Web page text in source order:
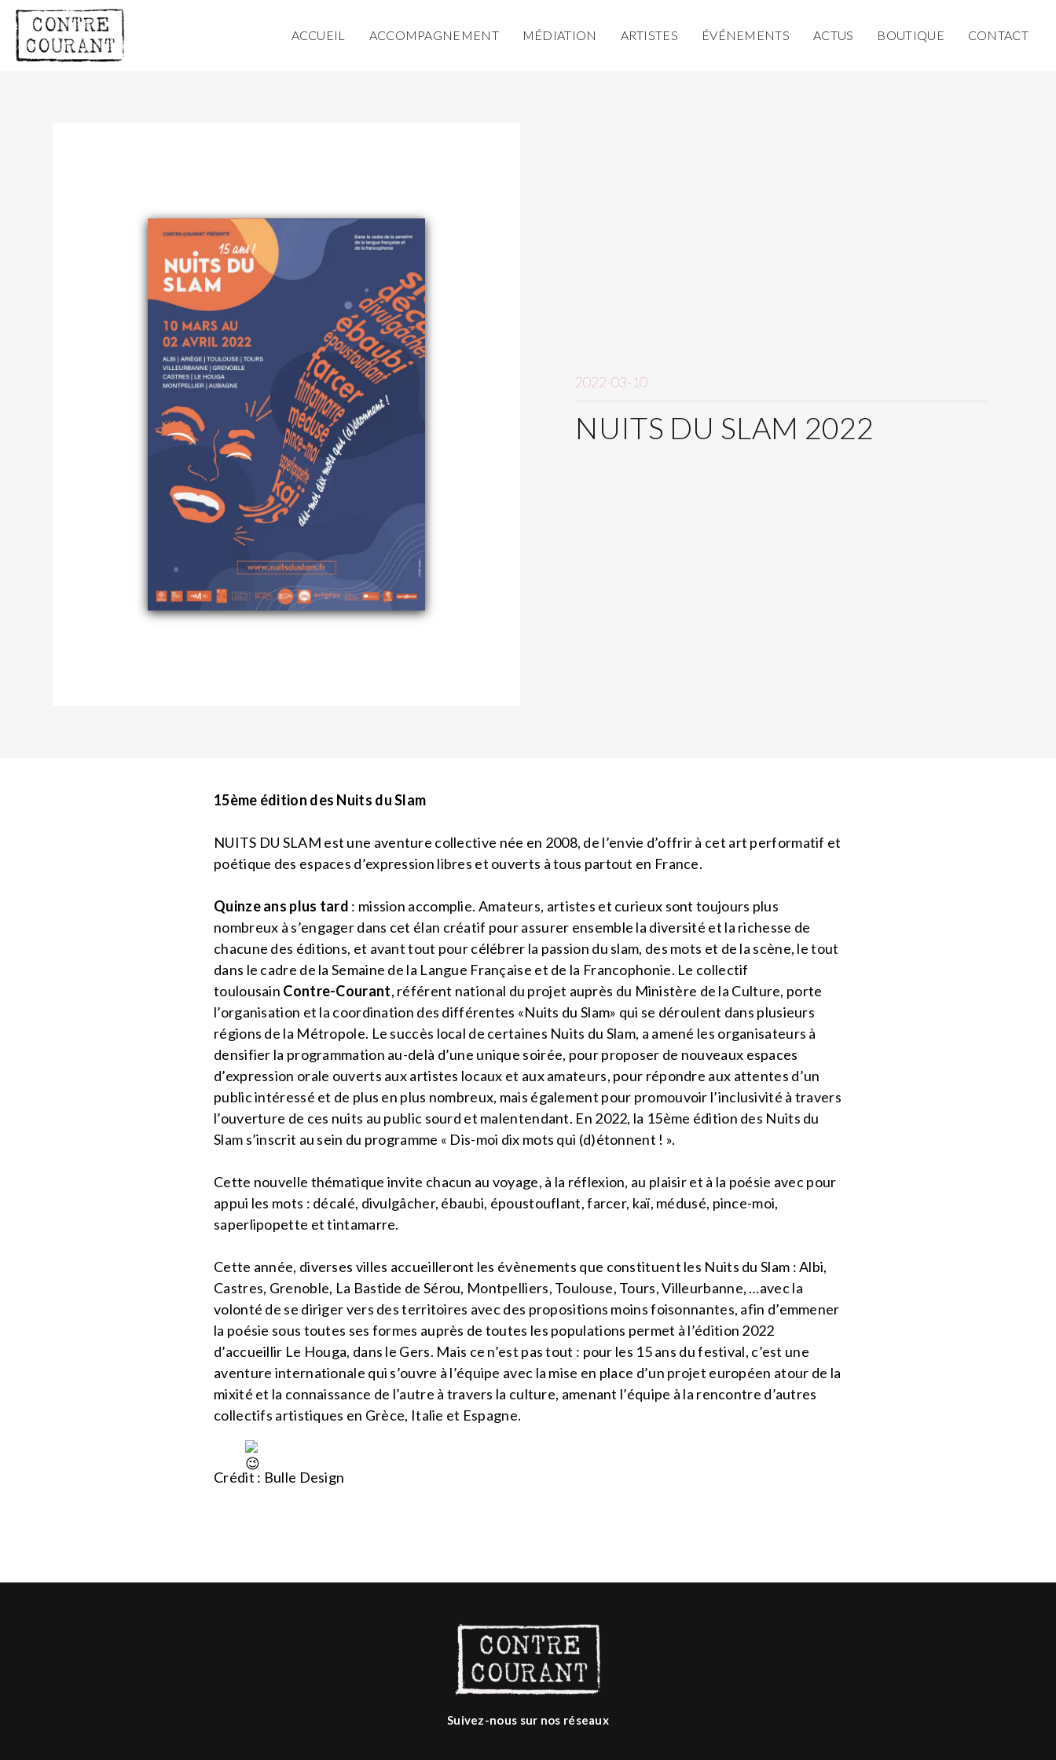
ACCUEIL ACCOMPAGNEMENT MÉDIATION ARTISTES ÉVÉNEMENTS ACTUS BOUTIQUE CONTACT
2022-03-10
NUITS DU SLAM 2022
15ème édition des Nuits du Slam
NUITS DU SLAM est une aventure collective née en 2008, de l’envie d’offrir à cet art performatif et
poétique des espaces d’expression libres et ouverts à tous partout en France.
Quinze ans plus tard : mission accomplie. Amateurs, artistes et curieux sont toujours plus
nombreux à s’engager dans cet élan créatif pour assurer ensemble la diversité et la richesse de
chacune des éditions, et avant tout pour célébrer la passion du slam, des mots et de la scène, le tout
dans le cadre de la Semaine de la Langue Française et de la Francophonie. Le collectif
toulousain Contre-Courant, référent national du projet auprès du Ministère de la Culture, porte
l’organisation et la coordination des différentes «Nuits du Slam» qui se déroulent dans plusieurs
régions de la Métropole. Le succès local de certaines Nuits du Slam, a amené les organisateurs à
densifier la programmation au-delà d’une unique soirée, pour proposer de nouveaux espaces
d’expression orale ouverts aux artistes locaux et aux amateurs, pour répondre aux attentes d’un
public intéressé et de plus en plus nombreux, mais également pour promouvoir l’inclusivité à travers
l’ouverture de ces nuits au public sourd et malentendant. En 2022, la 15ème édition des Nuits du
Slam s’inscrit au sein du programme « Dis-moi dix mots qui (d)étonnent ! ».
Cette nouvelle thématique invite chacun au voyage, à la réflexion, au plaisir et à la poésie avec pour
appui les mots : décalé, divulgâcher, ébaubi, époustouflant, farcer, kaï, médusé, pince-moi,
saperlipopette et tintamarre.
Cette année, diverses villes accueilleront les évènements que constituent les Nuits du Slam : Albi,
Castres, Grenoble, La Bastide de Sérou, Montpelliers, Toulouse, Tours, Villeurbanne, …avec la
volonté de se diriger vers des territoires avec des propositions moins foisonnantes, afin d’emmener
la poésie sous toutes ses formes auprès de toutes les populations permet à l’édition 2022
d’accueillir Le Houga, dans le Gers. Mais ce n’est pas tout : pour les 15 ans du festival, c’est une
aventure internationale qui s’ouvre à l’équipe avec la mise en place d’un projet européen atour de la
mixité et la connaissance de l’autre à travers la culture, amenant l’équipe à la rencontre d’autres
collectifs artistiques en Grèce, Italie et Espagne.
Crédit : Bulle Design
Suivez-nous sur nos réseaux